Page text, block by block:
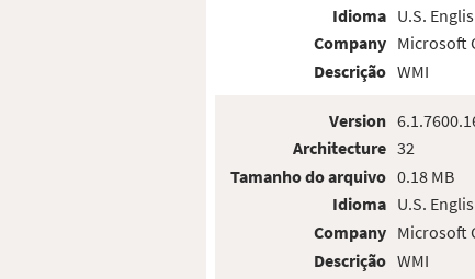
Idioma
Company
Descrição
U.S.
Microsoft
WMI
Version
Architecture
Tamanho do arquivo
Idioma
Company
Descrição
32
0.18 MB
U.S.
Microsoft
WMI